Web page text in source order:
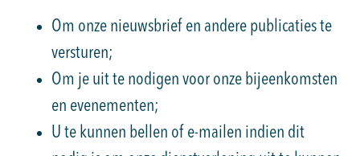
Om onze nieuwsbrief en andere publicaties te
versturen;
Om je uit te nodigen voor onze bijeenkomsten
en evenementen;
U te kunnen bellen of e-mailen indien dit